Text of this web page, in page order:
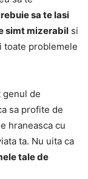
sa te lasi
simt mizerabil si
toate problemele
de
sa profite de
hraneasca cu
ta. Nu uita ca
tale de